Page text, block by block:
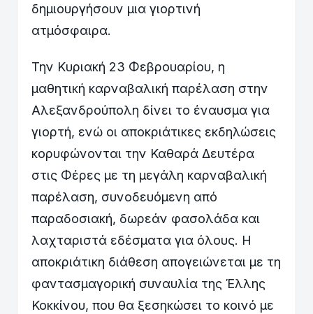
δημιουργήσουν μια γιορτινή
ατμόσφαιρα.
Την Κυριακή 23 Φεβρουαρίου, η
μαθητική καρναβαλική παρέλαση στην
Αλεξανδρούπολη δίνει το έναυσμα για
γιορτή, ενώ οι αποκριάτικες εκδηλώσεις
κορυφώνονται την Καθαρά Δευτέρα
στις Φέρες με τη μεγάλη καρναβαλική
παρέλαση, συνοδευόμενη από
παραδοσιακή, δωρεάν φασολάδα και
λαχταριστά εδέσματα για όλους. Η
αποκριάτικη διάθεση απογειώνεται με τη
φαντασμαγορική συναυλία της Έλλης
Κοκκίνου, που θα ξεσηκώσει το κοινό με